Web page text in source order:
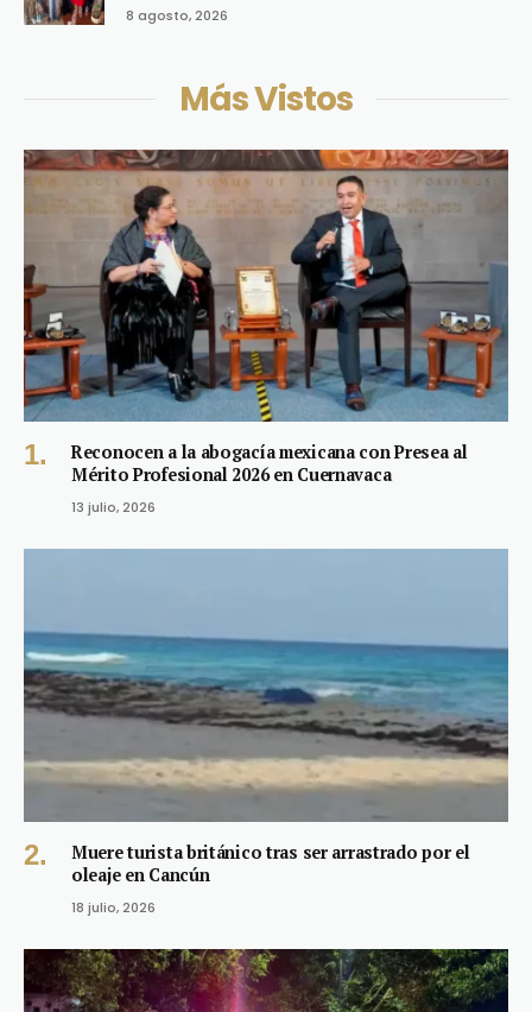
8 agosto, 2026
Más Vistos
Reconocen a la abogacía mexicana con Presea al
Mérito Profesional 2026 en Cuernavaca
13 julio, 2026
Muere turista británico tras ser arrastrado por el
oleaje en Cancún
18 julio, 2026